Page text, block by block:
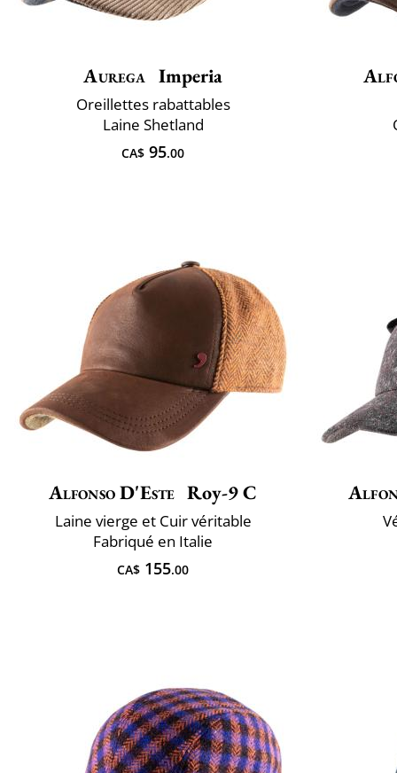
Aurega Imperia
Oreillettes rabattables
Laine Shetland
CA$ 95.00
Alfonso D'Este Roy-9 C
Laine vierge et Cuir véritable
Fabriqué en Italie
CA$ 155.00